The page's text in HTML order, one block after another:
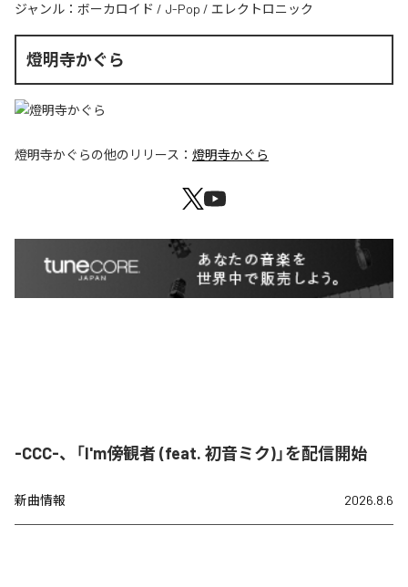
ジャンル： ボーカロイド / J-Pop / エレクトロニック
燈明寺かぐら
燈明寺かぐらの他のリリース： 燈明寺かぐら
-CCC-、「I'm傍観者 (feat. 初音ミク)」を配信開始
新曲情報 2026.8.6